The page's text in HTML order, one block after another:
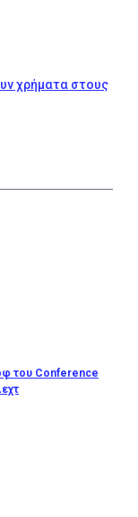
χρήματα στους
του Conference